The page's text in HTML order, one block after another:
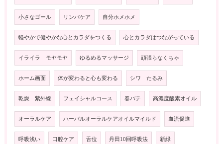
小さなゴール リンパケア 自分ホメホメ
軽やかで健やかな心とカラダをつくる 心とカラダはつながっている
イライラ モヤモヤ ゆるめるマッサージ 頑張らなくちゃ
ホーム画面 体が変わると心も変わる シワ たるみ
乾燥 紫外線 フェイシャルコース 春バテ 高濃度酸素オイル
オーラルケア ハーバルオーラルケアオイルマイルド 血流促進
呼吸浅い 口腔ケア 舌位 丹田10回呼吸法 新緑